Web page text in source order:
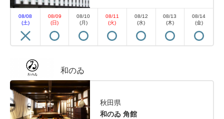
08/08
(土)
08/09
(日)
08/10
(月)
08/11
(火)
08/12
(水)
08/13
(木)
08/14
(金)
和のゐ
秋田県
和のゐ 角館